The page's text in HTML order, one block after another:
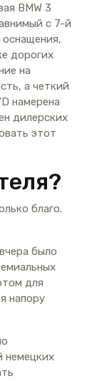
BMW 3
с 7-й
дорогих
на
а четкий
намерена
дилерских
этот
благо.
было
для
напору
немецких